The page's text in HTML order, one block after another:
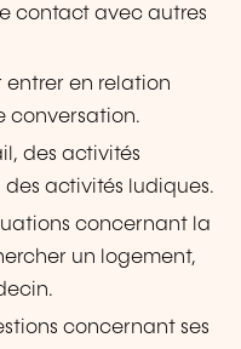
contact avec autres
entrer en relation
conversation.
des activités
activités ludiques.
concernant la
un logement,
concernant ses